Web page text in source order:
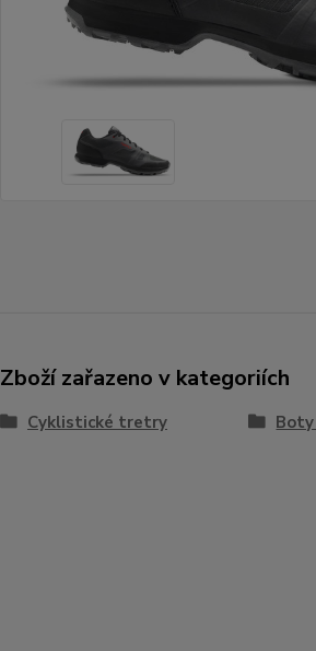
Zboží zařazeno v kategoriích
Cyklistické tretry